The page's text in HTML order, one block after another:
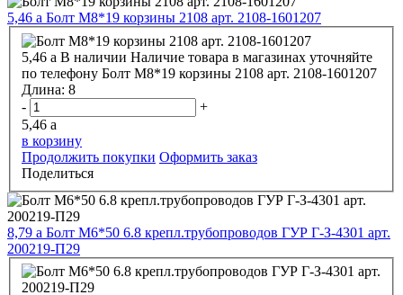
5,46 a Болт М8*19 корзины 2108 арт. 2108-1601207
5,46 a В наличии Наличие товара в магазинах уточняйте
по телефону
Болт М8*19 корзины 2108 арт. 2108-1601207
Длина: 8
-
+
5,46 a
в корзину
Продолжить покупки Оформить заказ
Поделиться
8,79 a Болт М6*50 6.8 крепл.трубопроводов ГУР Г-З-4301 арт.
200219-П29